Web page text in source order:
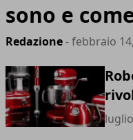
sono e
Redazione- febbraio